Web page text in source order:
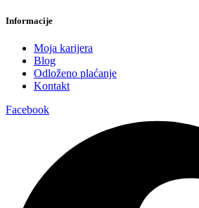
Informacije
Moja karijera
Blog
Odloženo plaćanje
Kontakt
Facebook